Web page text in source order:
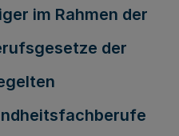
im Rahmen der
der